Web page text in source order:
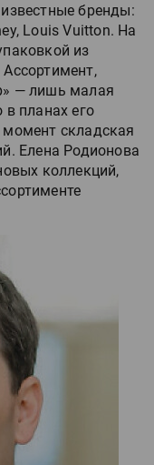
бренды:
Louis Vuitton. На
из
— лишь малая
планах его
складская
Елена Родионова
коллекций,